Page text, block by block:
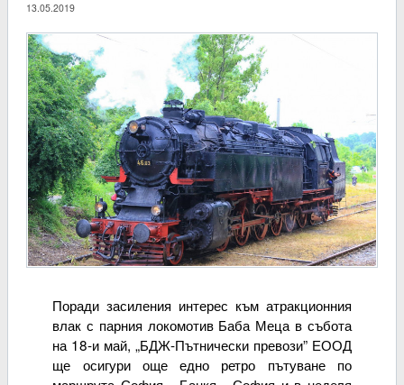
13.05.2019
Поради засиления интерес към атракционния
влак с парния локомотив Баба Меца в събота
на 18-и май, „БДЖ-Пътнически превози” ЕООД
ще осигури още едно ретро пътуване по